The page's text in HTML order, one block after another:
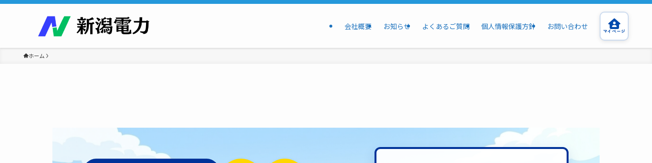
会社概要 お知らせ よくあるご質問 個人情報保護方針 お問い合わせ
マイページ
ホーム